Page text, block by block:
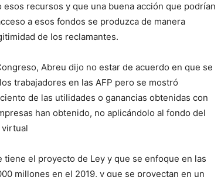
recursos y que una buena acción que podrían
a esos fondos se produzca de manera
de los reclamantes.
Abreu dijo no estar de acuerdo en que se
trabajadores en las AFP pero se mostró
de las utilidades o ganancias obtenidas con
han obtenido, no aplicándolo al fondo del
virtual
el proyecto de Ley y que se enfoque en las
millones en el 2019, y que se proyectan en un